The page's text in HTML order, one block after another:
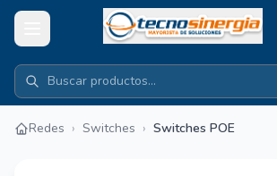
Redes › Switches › Switches POE